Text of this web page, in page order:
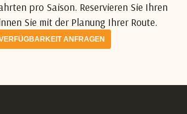
pro Saison. Reservieren Sie Ihren
Sie mit der Planung Ihrer Route.
ANFRAGEN